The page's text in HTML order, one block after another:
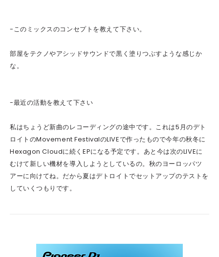
-このミックスのコンセプトを教えて下さい。
部屋をテクノやアシッドサウンドで黒く塗りつぶすような感じか
な。
-最近の活動を教えて下さい
私はちょうど新曲のレコーディングの途中です。これは5月のデト
ロイトのMovement FestivalのLIVEで作ったもので今年の秋冬に
Hexagon Cloudに続くEPになる予定です。あと今は次のLIVEに
むけて新しい機材を導入しようとしているの。秋のヨーロッパツ
アーに向けてね。だから夏はデトロイトでセットアップのテストを
していくつもりです。